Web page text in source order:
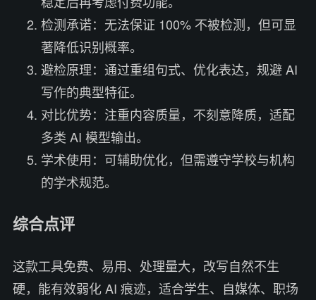
检测承诺：无法保证 100% 不被检测，但可显
著降低识别概率。
避检原理：通过重组句式、优化表达，规避 AI
写作的典型特征。
对比优势：注重内容质量，不刻意降质，适配
多类 AI 模型输出。
学术使用：可辅助优化，但需遵守学校与机构
的学术规范。
综合点评
这款工具免费、易用、处理量大，改写自然不生
硬，能有效弱化 AI 痕迹，适合学生、自媒体、职场